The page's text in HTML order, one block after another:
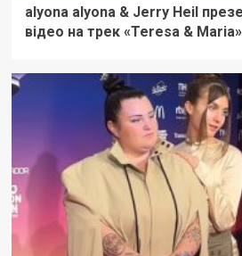
alyona alyona & Jerry Heil
відео на трек «Teresa & Maria»